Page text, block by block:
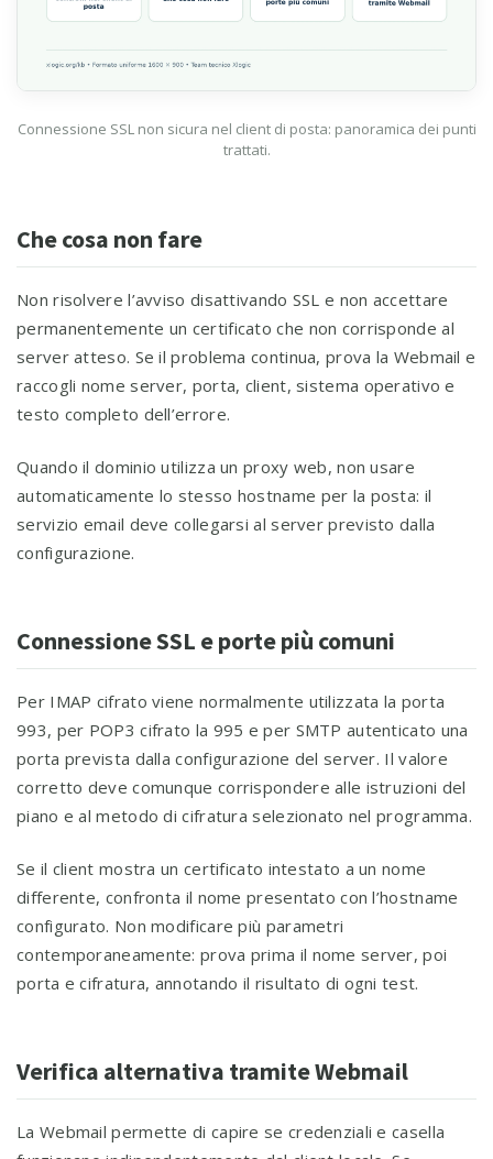
Connessione SSL non sicura nel client di posta: panoramica dei punti
trattati.
Che cosa non fare
Non risolvere l’avviso disattivando SSL e non accettare
permanentemente un certificato che non corrisponde al
server atteso. Se il problema continua, prova la Webmail e
raccogli nome server, porta, client, sistema operativo e
testo completo dell’errore.
Quando il dominio utilizza un proxy web, non usare
automaticamente lo stesso hostname per la posta: il
servizio email deve collegarsi al server previsto dalla
configurazione.
Connessione SSL e porte più comuni
Per IMAP cifrato viene normalmente utilizzata la porta
993, per POP3 cifrato la 995 e per SMTP autenticato una
porta prevista dalla configurazione del server. Il valore
corretto deve comunque corrispondere alle istruzioni del
piano e al metodo di cifratura selezionato nel programma.
Se il client mostra un certificato intestato a un nome
differente, confronta il nome presentato con l’hostname
configurato. Non modificare più parametri
contemporaneamente: prova prima il nome server, poi
porta e cifratura, annotando il risultato di ogni test.
Verifica alternativa tramite Webmail
La Webmail permette di capire se credenziali e casella